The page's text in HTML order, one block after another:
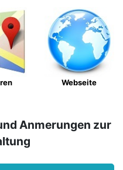
Webseite
Anmerungen zur